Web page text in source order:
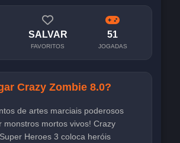
SALVAR
FAVORITOS
51
JOGADAS
Crazy Zombie 8.0?
de artes marciais poderosos
monstros mortos vivos! Crazy
Heroes 3 coloca heróis